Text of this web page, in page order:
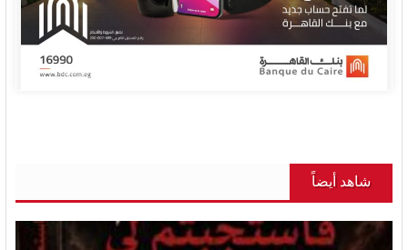
شاهد أيضاً